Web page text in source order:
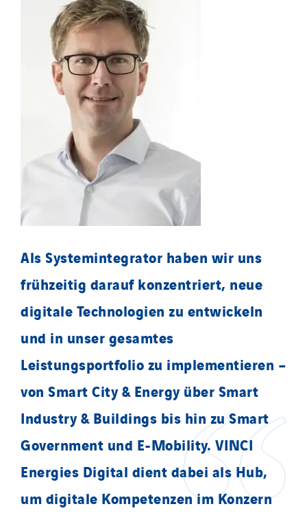
Als Systemintegrator haben wir uns
frühzeitig darauf konzentriert, neue
digitale Technologien zu entwickeln
und in unser gesamtes
Leistungsportfolio zu implementieren –
von Smart City & Energy über Smart
Industry & Buildings bis hin zu Smart
Government und E-Mobility. VINCI
Energies Digital dient dabei als Hub,
um digitale Kompetenzen im Konzern